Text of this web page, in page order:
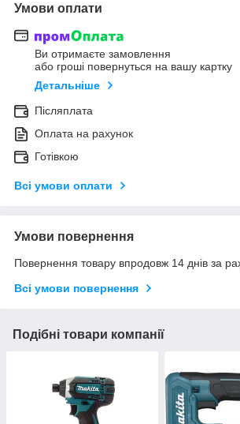
Умови оплати
Ви отримаєте замовлення
або гроші повернуться на вашу картку
Детальніше
Післяплата
Оплата на рахунок
Готівкою
Всі умови оплати
Умови повернення
Повернення товару впродовж 14 днів за
Всі умови повернення
Подібні товари компанії